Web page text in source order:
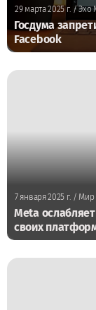
29 марта 2025 г. / Эхо
Госдума
Facebook
7 января 2025 г. / Мир
Meta
своих